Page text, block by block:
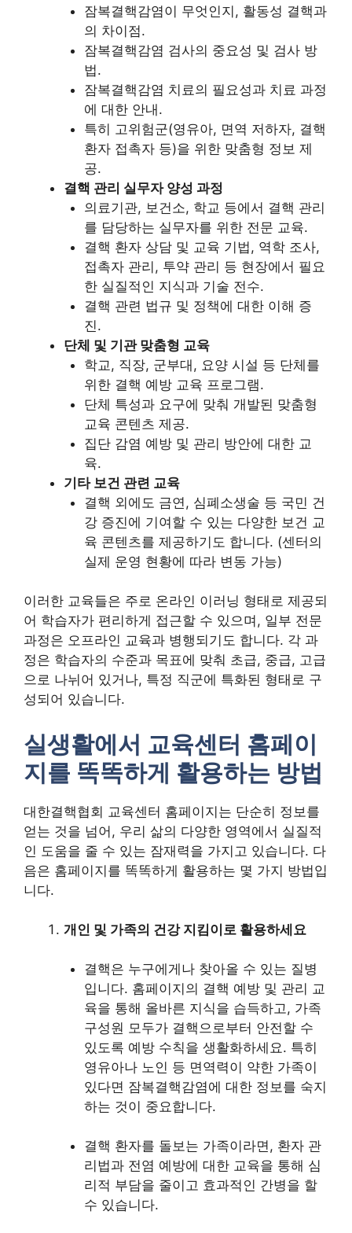
잠복결핵감염이 무엇인지, 활동성 결핵과
의 차이점.
잠복결핵감염 검사의 중요성 및 검사 방
법.
잠복결핵감염 치료의 필요성과 치료 과정
에 대한 안내.
특히 고위험군(영유아, 면역 저하자, 결핵
환자 접촉자 등)을 위한 맞춤형 정보 제
공.
결핵 관리 실무자 양성 과정
의료기관, 보건소, 학교 등에서 결핵 관리
를 담당하는 실무자를 위한 전문 교육.
결핵 환자 상담 및 교육 기법, 역학 조사,
접촉자 관리, 투약 관리 등 현장에서 필요
한 실질적인 지식과 기술 전수.
결핵 관련 법규 및 정책에 대한 이해 증
진.
단체 및 기관 맞춤형 교육
학교, 직장, 군부대, 요양 시설 등 단체를
위한 결핵 예방 교육 프로그램.
단체 특성과 요구에 맞춰 개발된 맞춤형
교육 콘텐츠 제공.
집단 감염 예방 및 관리 방안에 대한 교
육.
기타 보건 관련 교육
결핵 외에도 금연, 심폐소생술 등 국민 건
강 증진에 기여할 수 있는 다양한 보건 교
육 콘텐츠를 제공하기도 합니다. (센터의
실제 운영 현황에 따라 변동 가능)
이러한 교육들은 주로 온라인 이러닝 형태로 제공되
어 학습자가 편리하게 접근할 수 있으며, 일부 전문
과정은 오프라인 교육과 병행되기도 합니다. 각 과
정은 학습자의 수준과 목표에 맞춰 초급, 중급, 고급
으로 나뉘어 있거나, 특정 직군에 특화된 형태로 구
성되어 있습니다.
실생활에서 교육센터 홈페이
지를 똑똑하게 활용하는 방법
대한결핵협회 교육센터 홈페이지는 단순히 정보를
얻는 것을 넘어, 우리 삶의 다양한 영역에서 실질적
인 도움을 줄 수 있는 잠재력을 가지고 있습니다. 다
음은 홈페이지를 똑똑하게 활용하는 몇 가지 방법입
니다.
개인 및 가족의 건강 지킴이로 활용하세요
결핵은 누구에게나 찾아올 수 있는 질병
입니다. 홈페이지의 결핵 예방 및 관리 교
육을 통해 올바른 지식을 습득하고, 가족
구성원 모두가 결핵으로부터 안전할 수
있도록 예방 수칙을 생활화하세요. 특히
영유아나 노인 등 면역력이 약한 가족이
있다면 잠복결핵감염에 대한 정보를 숙지
하는 것이 중요합니다.
결핵 환자를 돌보는 가족이라면, 환자 관
리법과 전염 예방에 대한 교육을 통해 심
리적 부담을 줄이고 효과적인 간병을 할
수 있습니다.